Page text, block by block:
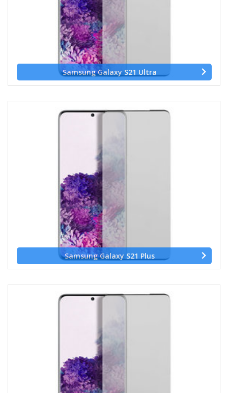
Samsung Galaxy S21 Ultra
Samsung Galaxy S21 Plus